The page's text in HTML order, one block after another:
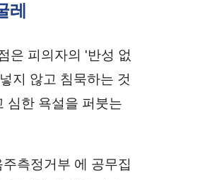
레
은 피의자의 '반성 없
지 않고 침묵하는 것
심한 욕설을 퍼붓는
측정거부 에 공무집